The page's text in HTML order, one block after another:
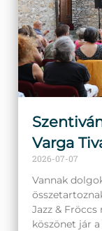
Varga
2026-07-07
Vannak
Jazz &
köszönet jár